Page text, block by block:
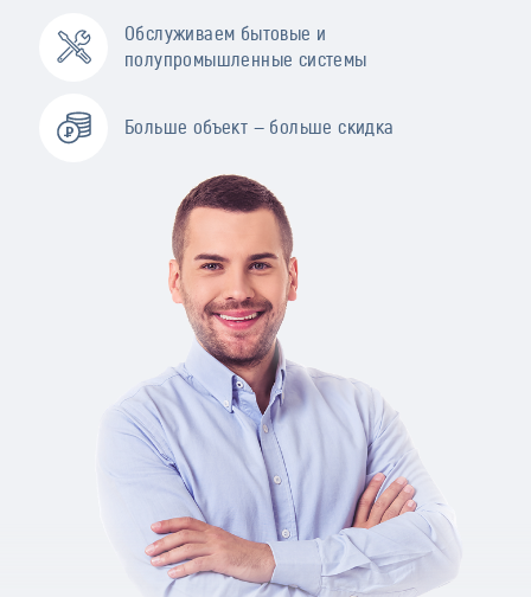
Обслуживаем бытовые и
полупромышленные системы
Больше объект — больше скидка